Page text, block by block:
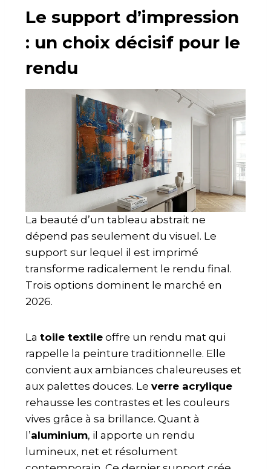
Le support d’impression
: un choix décisif pour le
rendu
La beauté d’un tableau abstrait ne
dépend pas seulement du visuel. Le
support sur lequel il est imprimé
transforme radicalement le rendu final.
Trois options dominent le marché en
2026.
La toile textile offre un rendu mat qui
rappelle la peinture traditionnelle. Elle
convient aux ambiances chaleureuses et
aux palettes douces. Le verre acrylique
rehausse les contrastes et les couleurs
vives grâce à sa brillance. Quant à
l’aluminium, il apporte un rendu
lumineux, net et résolument